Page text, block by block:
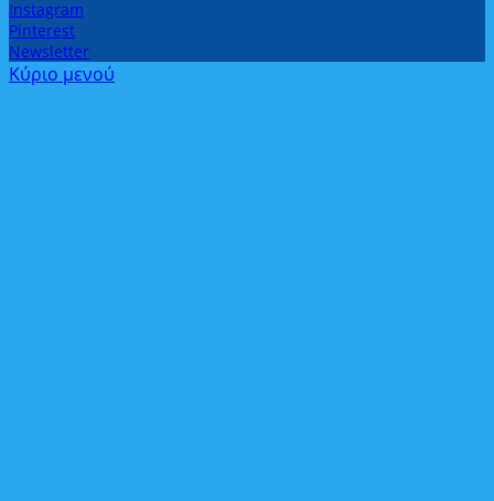
Instagram
Pinterest
Newsletter
Κύριο μενού